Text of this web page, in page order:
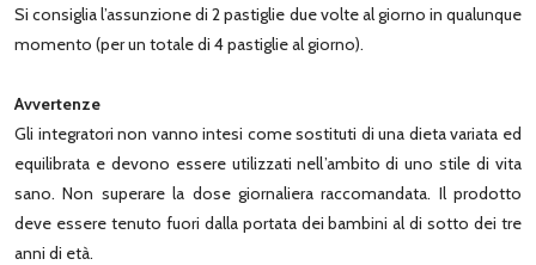
Si consiglia l’assunzione di 2 pastiglie due volte al giorno in qualunque
momento (per un totale di 4 pastiglie al giorno).
Avvertenze
Gli integratori non vanno intesi come sostituti di una dieta variata ed
equilibrata e devono essere utilizzati nell’ambito di uno stile di vita
sano. Non superare la dose giornaliera raccomandata. Il prodotto
deve essere tenuto fuori dalla portata dei bambini al di sotto dei tre
anni di età.